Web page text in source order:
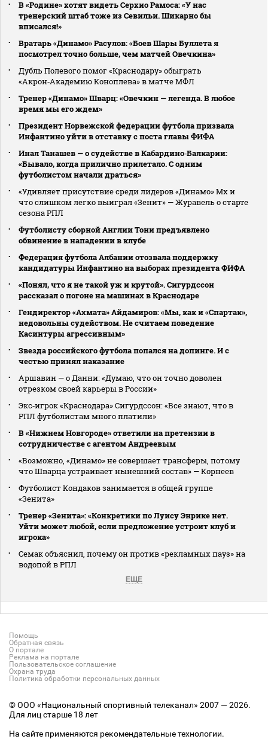
В «Родине» хотят видеть Серхио Рамоса: «У нас
тренерский штаб тоже из Севильи. Шикарно бы
вписался!»
Вратарь «Динамо» Расулов: «Боев Шары Буллета я
посмотрел точно больше, чем матчей Овечкина»
Дубль Полевого помог «Краснодару» обыграть
«Акрон‑Академию Коноплева» в матче МФЛ
Тренер «Динамо» Шварц: «Овечкин — легенда. В любое
время мы его ждем»
Президент Норвежской федерации футбола призвала
Инфантино уйти в отставку с поста главы ФИФА
Инал Танашев — о судействе в Кабардино‑Балкарии:
«Бывало, когда прилично прилетало. С одним
футболистом начали драться»
«Удивляет присутствие среди лидеров «Динамо» Мх и
что слишком легко выиграл «Зенит» — Журавель о старте
сезона РПЛ
Футболисту сборной Англии Тони предъявлено
обвинение в нападении в клубе
Федерация футбола Албании отозвала поддержку
кандидатуры Инфантино на выборах президента ФИФА
«Понял, что я не такой уж и крутой». Сигурдссон
рассказал о погоне на машинах в Краснодаре
Гендиректор «Ахмата» Айдамиров: «Мы, как и «Спартак»,
недовольны судейством. Не считаем поведение
Касинтуры агрессивным»
Звезда российского футбола попался на допинге. И с
честью принял наказание
Аршавин — о Данни: «Думаю, что он точно доволен
отрезком своей карьеры в России»
Экс‑игрок «Краснодара» Сигурдссон: «Все знают, что в
РПЛ футболистам много платили»
В «Нижнем Новгороде» ответили на претензии в
сотрудничестве с агентом Андреевым
«Возможно, «Динамо» не совершает трансферы, потому
что Шварца устраивает нынешний состав» — Корнеев
Футболист Кондаков занимается в общей группе
«Зенита»
Тренер «Зенита»: «Конкретики по Луису Энрике нет.
Уйти может любой, если предложение устроит клуб и
игрока»
Семак объяснил, почему он против «рекламных пауз» на
водопой в РПЛ
ЕЩЕ
Помощь
Обратная связь
О портале
Реклама на портале
Пользовательское соглашение
Охрана труда
Политика обработки персональных данных
© ООО «Национальный спортивный телеканал» 2007 — 2026.
Для лиц старше 18 лет
На сайте применяются рекомендательные технологии.